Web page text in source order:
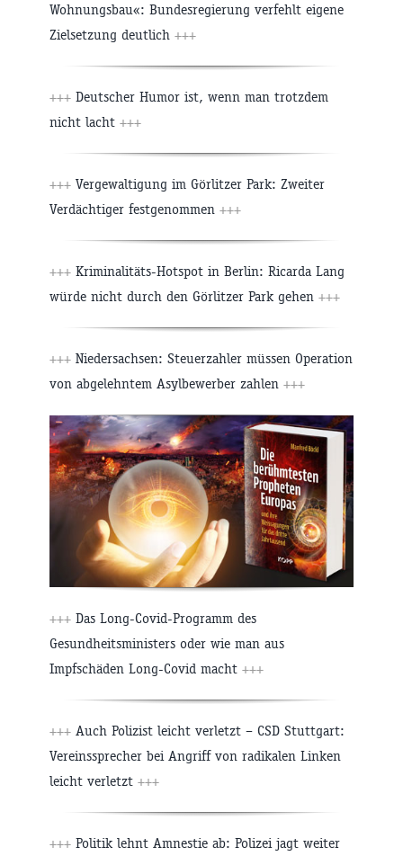
Wohnungsbau«: Bundesregierung verfehlt eigene
Zielsetzung deutlich +++
+++ Deutscher Humor ist, wenn man trotzdem
nicht lacht +++
+++ Vergewaltigung im Görlitzer Park: Zweiter
Verdächtiger festgenommen +++
+++ Kriminalitäts-Hotspot in Berlin: Ricarda Lang
würde nicht durch den Görlitzer Park gehen +++
+++ Niedersachsen: Steuerzahler müssen Operation
von abgelehntem Asylbewerber zahlen +++
+++ Das Long-Covid-Programm des
Gesundheitsministers oder wie man aus
Impfschäden Long-Covid macht +++
+++ Auch Polizist leicht verletzt – CSD Stuttgart:
Vereinssprecher bei Angriff von radikalen Linken
leicht verletzt +++
+++ Politik lehnt Amnestie ab: Polizei jagt weiter